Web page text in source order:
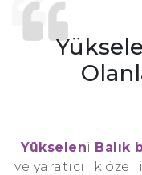
Yükseleni Balık
ve yaratıcılık